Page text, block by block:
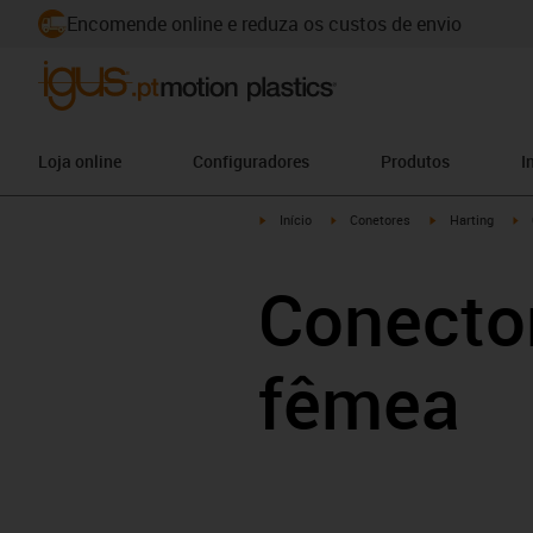
Encomende online e reduza os custos de envio
Loja online Configuradores Produtos
igus-icon-arrow-right
Início igus-icon-arrow-right
Conetores igus-icon-
Harting
fêmea